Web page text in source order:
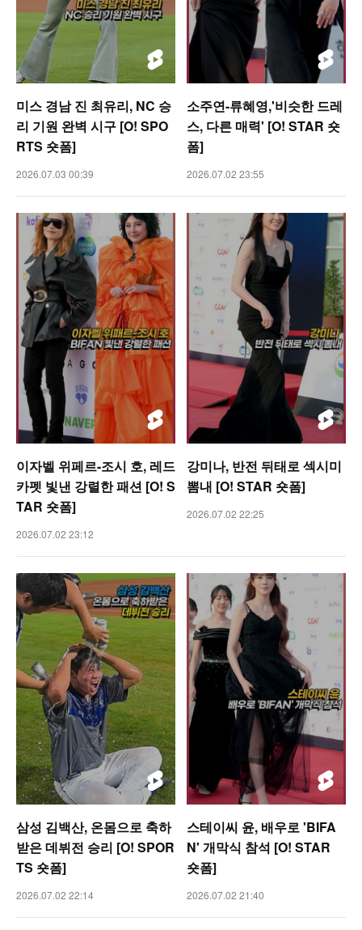
미스 경남 진 최유리, NC 승
리 기원 완벽 시구 [O! SPO
RTS 숏폼]
2026.07.03 00:39
소주연-류혜영,'비슷한 드레
스, 다른 매력' [O! STAR 숏
폼]
2026.07.02 23:55
이자벨 위페르-조시 호, 레드
카펫 빛낸 강렬한 패션 [O! S
TAR 숏폼]
2026.07.02 23:12
강미나, 반전 뒤태로 섹시미
뽐내 [O! STAR 숏폼]
2026.07.02 22:25
삼성 김백산, 온몸으로 축하
받은 데뷔전 승리 [O! SPOR
TS 숏폼]
2026.07.02 22:14
스테이씨 윤, 배우로 'BIFA
N' 개막식 참석 [O! STAR
숏폼]
2026.07.02 21:40